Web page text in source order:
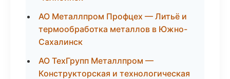
АО Металлпром Профцех — Литьё и
термообработка металлов в Южно-
Сахалинск
АО ТехГрупп Металлпром —
Конструкторская и технологическая